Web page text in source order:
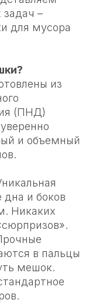
–
для мусора
из
(ПНД)
и объемный
дна и боков
Никаких
в пальцы
мешок.